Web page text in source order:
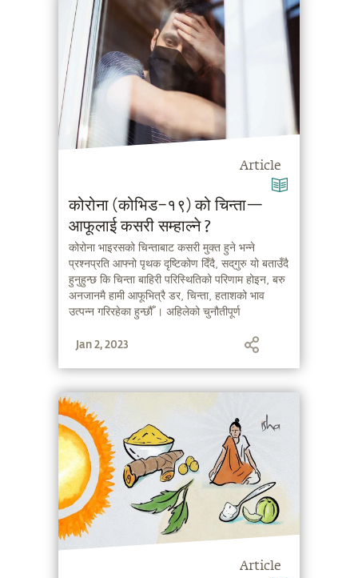
Article
कोरोना (कोभिड–१९) को चिन्ता—
आफूलाई कसरी सम्हाल्ने ?
कोरोना भाइरसको चिन्ताबाट कसरी मुक्त हुने भन्ने
प्रश्नप्रति आफ्नो पृथक दृष्टिकोण दिँदै, सद्‌गुरु यो बताउँदै
हुनुहुन्छ कि चिन्ता बाहिरी परिस्थितिको परिणाम होइन, बरु
अनजानमै हामी आफूभित्रै डर, चिन्ता, हताशको भाव
उत्पन्न गरिरहेका हुन्छौँ । अहिलेको चुनौतीपूर्ण
प्रकियाहरू प्रदान गर्नुभएको छ ।
Jan 2, 2023
Article